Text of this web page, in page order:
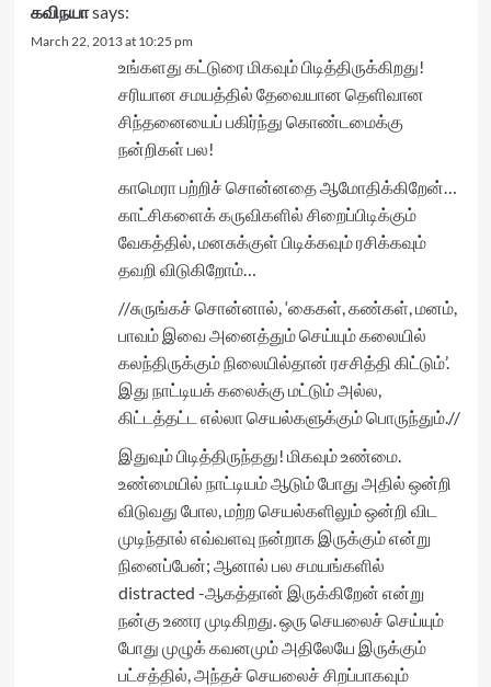
கவிநயாsays:
March 22, 2013 at 10:25 pm
உங்களது கட்டுரை மிகவும் பிடித்திருக்கிறது!
சரியான சமயத்தில் தேவையான தெளிவான
சிந்தனையைப் பகிர்ந்து கொண்டமைக்கு
நன்றிகள் பல!
காமெரா பற்றிச் சொன்னதை ஆமோதிக்கிறேன்…
காட்சிகளைக் கருவிகளில் சிறைப்பிடிக்கும்
வேகத்தில், மனசுக்குள் பிடிக்கவும் ரசிக்கவும்
தவறி விடுகிறோம்…
//சுருங்கச் சொன்னால், ‘கைகள், கண்கள், மனம்,
பாவம் இவை அனைத்தும் செய்யும் கலையில்
கலந்திருக்கும் நிலையில்தான் ரசசித்தி கிட்டும்’.
இது நாட்டியக் கலைக்கு மட்டும் அல்ல,
கிட்டத்தட்ட எல்லா செயல்களுக்கும் பொருந்தும்.//
இதுவும் பிடித்திருந்தது! மிகவும் உண்மை.
உண்மையில் நாட்டியம் ஆடும் போது அதில் ஒன்றி
விடுவது போல, மற்ற செயல்களிலும் ஒன்றி விட
முடிந்தால் எவ்வளவு நன்றாக இருக்கும் என்று
நினைப்பேன்; ஆனால் பல சமயங்களில்
distracted -ஆகத்தான் இருக்கிறேன் என்று
நன்கு உணர முடிகிறது. ஒரு செயலைச் செய்யும்
போது முழுக் கவனமும் அதிலேயே இருக்கும்
பட்சத்தில், அந்தச் செயலைச் சிறப்பாகவும்